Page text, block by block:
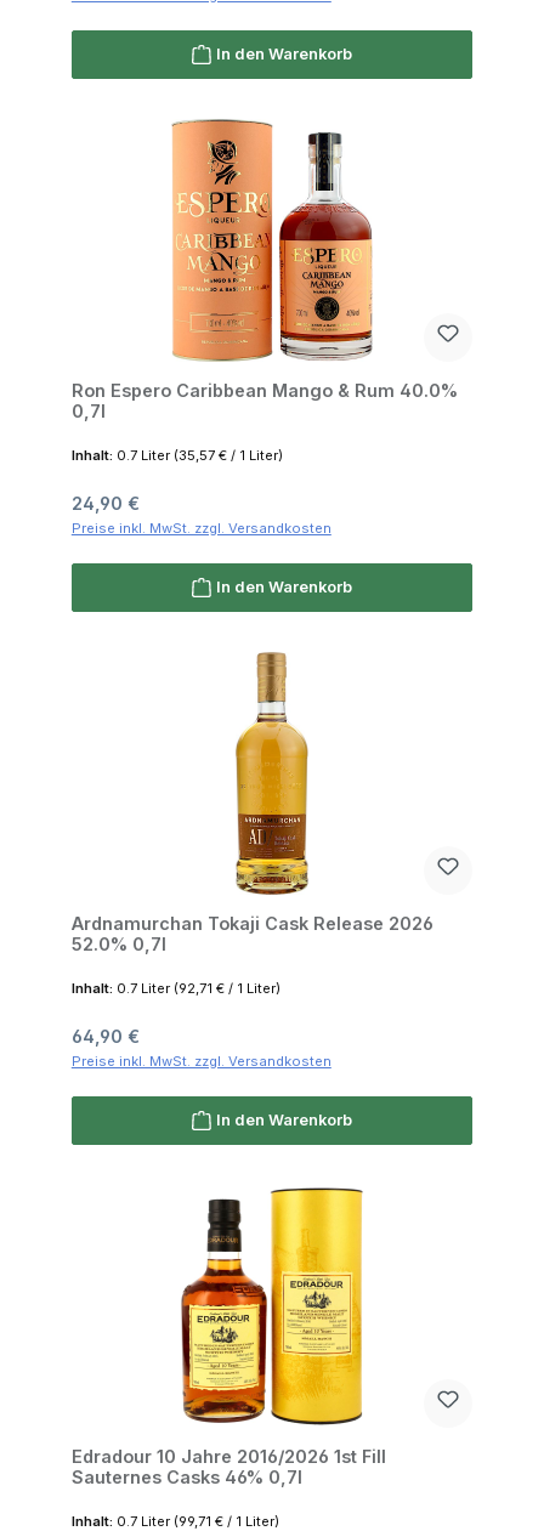
In den Warenkorb
Ron Espero Caribbean Mango & Rum 40.0%
0,7l
Inhalt: 0.7 Liter (35,57 € / 1 Liter)
Regulärer Preis:
24,90 €
Preise inkl. MwSt. zzgl. Versandkosten
In den Warenkorb
Ardnamurchan Tokaji Cask Release 2026
52.0% 0,7l
Inhalt: 0.7 Liter (92,71 € / 1 Liter)
Regulärer Preis:
64,90 €
Preise inkl. MwSt. zzgl. Versandkosten
In den Warenkorb
Edradour 10 Jahre 2016/2026 1st Fill
Sauternes Casks 46% 0,7l
Inhalt: 0.7 Liter (99,71 € / 1 Liter)